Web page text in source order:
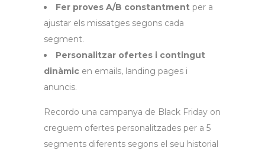
Fer proves A/B constantment per a
ajustar els missatges segons cada
segment.
Personalitzar ofertes i contingut
dinàmic en emails, landing pages i
anuncis.
Recordo una campanya de Black Friday on
creguem ofertes personalitzades per a 5
segments diferents segons el seu historial